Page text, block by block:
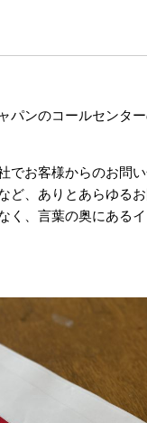
パンのコールセンター
でお客様からのお問
ど、ありとあらゆる
く、言葉の奥にある